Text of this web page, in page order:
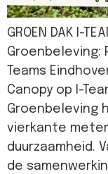
GROEN DAK I-
Groenbeleving:
Teams
Canopy op I-
Groenbeleving
vierkante
duurzaamheid.
de